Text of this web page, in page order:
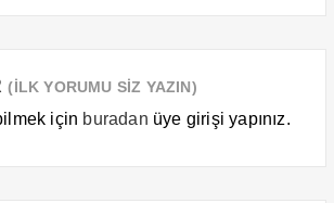
(İLK YORUMU SİZ YAZIN)
için buradan üye girişi yapınız.